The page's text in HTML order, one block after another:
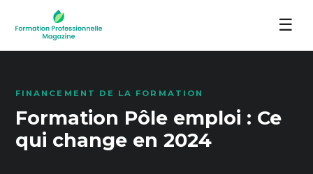
☰
FINANCEMENT DE LA FORMATION
Formation Pôle emploi : Ce
qui change en 2024